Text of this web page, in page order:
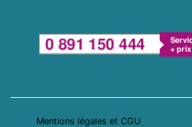
Mentions légales et CGU